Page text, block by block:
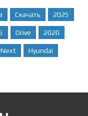
Скачать 2025
Drive 2020
Next Hyundai